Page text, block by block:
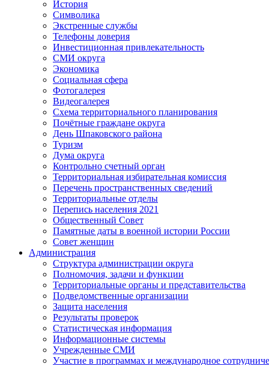
История
Символика
Экстренные службы
Телефоны доверия
Инвестиционная привлекательность
СМИ округа
Экономика
Социальная сфера
Фотогалерея
Видеогалерея
Схема территориального планирования
Почётные граждане округа
День Шпаковского района
Туризм
Дума округа
Контрольно счетный орган
Территориальная избирательная комиссия
Перечень пространственных сведений
Территориальные отделы
Перепись населения 2021
Общественный Совет
Памятные даты в военной истории России
Совет женщин
Администрация
Структура администрации округа
Полномочия, задачи и функции
Территориальные органы и представительства
Подведомственные организации
Защита населения
Результаты проверок
Статистическая информация
Информационные системы
Учрежденные СМИ
Участие в программах и международное